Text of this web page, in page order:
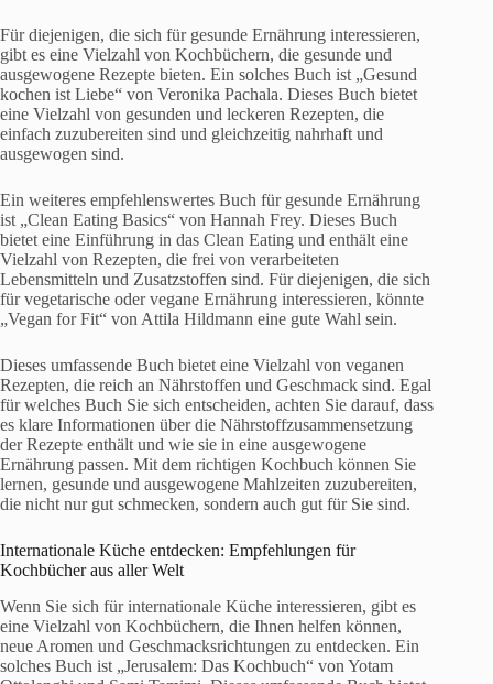
Für diejenigen, die sich für gesunde Ernährung interessieren,
gibt es eine Vielzahl von Kochbüchern, die gesunde und
ausgewogene Rezepte bieten. Ein solches Buch ist „Gesund
kochen ist Liebe“ von Veronika Pachala. Dieses Buch bietet
eine Vielzahl von gesunden und leckeren Rezepten, die
einfach zuzubereiten sind und gleichzeitig nahrhaft und
ausgewogen sind.
Ein weiteres empfehlenswertes Buch für gesunde Ernährung
ist „Clean Eating Basics“ von Hannah Frey. Dieses Buch
bietet eine Einführung in das Clean Eating und enthält eine
Vielzahl von Rezepten, die frei von verarbeiteten
Lebensmitteln und Zusatzstoffen sind. Für diejenigen, die sich
für vegetarische oder vegane Ernährung interessieren, könnte
„Vegan for Fit“ von Attila Hildmann eine gute Wahl sein.
Dieses umfassende Buch bietet eine Vielzahl von veganen
Rezepten, die reich an Nährstoffen und Geschmack sind. Egal
für welches Buch Sie sich entscheiden, achten Sie darauf, dass
es klare Informationen über die Nährstoffzusammensetzung
der Rezepte enthält und wie sie in eine ausgewogene
Ernährung passen. Mit dem richtigen Kochbuch können Sie
lernen, gesunde und ausgewogene Mahlzeiten zuzubereiten,
die nicht nur gut schmecken, sondern auch gut für Sie sind.
Internationale Küche entdecken: Empfehlungen für
Kochbücher aus aller Welt
Wenn Sie sich für internationale Küche interessieren, gibt es
eine Vielzahl von Kochbüchern, die Ihnen helfen können,
neue Aromen und Geschmacksrichtungen zu entdecken. Ein
solches Buch ist „Jerusalem: Das Kochbuch“ von Yotam